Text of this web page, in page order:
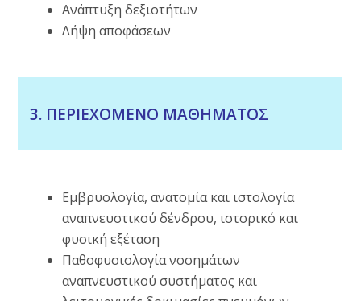
Ανάπτυξη δεξιοτήτων
Λήψη αποφάσεων
3. ΠΕΡΙΕΧΟΜΕΝΟ ΜΑΘΗΜΑΤΟΣ
Εμβρυολογία, ανατομία και ιστολογία
αναπνευστικού δένδρου, ιστορικό και
φυσική εξέταση
Παθοφυσιολογία νοσημάτων
αναπνευστικού συστήματος και